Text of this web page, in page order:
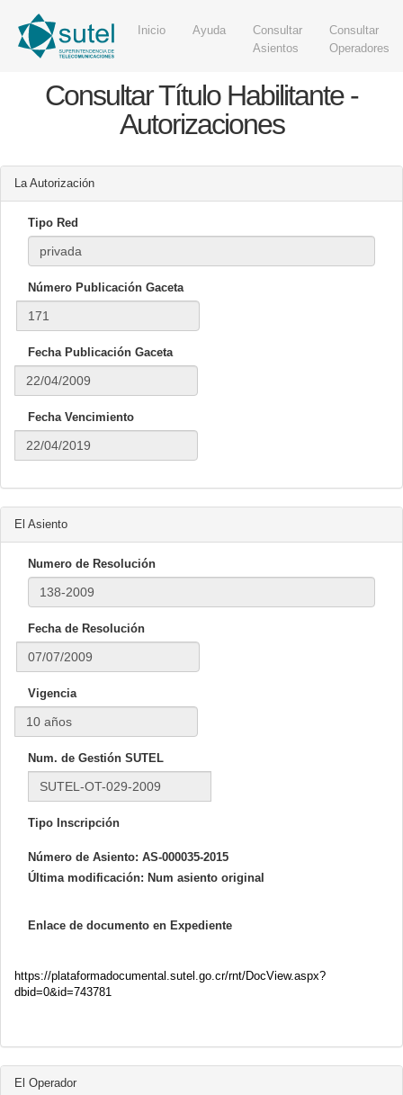
Inicio Ayuda
Consultar
Asientos
Consultar
Operadores
Consultar Título Habilitante -
Autorizaciones
La Autorización
Tipo Red
Número Publicación Gaceta
Fecha Publicación Gaceta
Fecha Vencimiento
El Asiento
Numero de Resolución
Fecha de Resolución
Vigencia
Num. de Gestión SUTEL
Tipo Inscripción
Número de Asiento: AS-000035-2015
Última modificación: Num asiento original
Enlace de documento en Expediente
https://plataformadocumental.sutel.go.cr/rnt/DocView.aspx?
dbid=0&id=743781
El Operador